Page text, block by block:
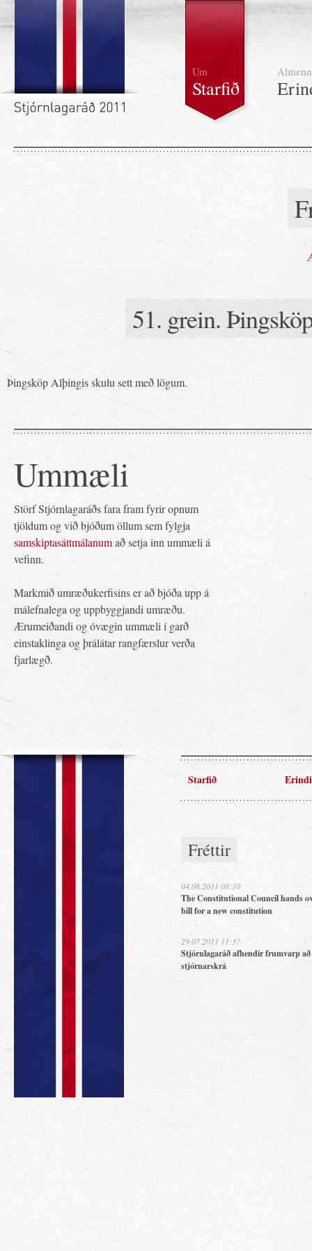
Um
Starfið
Almenn
51. grein.
Þingsköp Alþingis skulu sett með lögum.
Ummæli
Störf Stjórnlagaráðs fara fram fyrir opnum
tjöldum og við bjóðum öllum sem fylgja
samskiptasáttmálanumað setja inn ummæli á
vefinn.
Markmið umræðukerfisins er að bjóða upp á
málefnalega og uppbyggjandi umræðu.
Ærumeiðandi og óvægin ummæli í garð
einstaklinga og þrálátar rangfærslur verða
fjarlægð.
Starfið Erindi
Fréttir
04.08.2011 08:10
The Constitutional Council hands
bill for a new constitution
29.07.2011 11:37
Stjórnlagaráð afhendir frumvarp
stjórnarskrá